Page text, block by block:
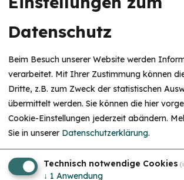
Sport und Freizeit
Do. 27.08.26
Krabbelgruppe - Familienstützpunkt
Datenschutz
Beim Besuch unserer Website werden
verarbeitet. Mit Ihrer Zustimmung können
Dritte, z.B. zum Zweck der statistischen
übermittelt werden. Sie können die hier
Cookie-Einstellungen jederzeit abändern.
Sie in unserer Datenschutzerklärung.
Technisch notwendige Cookies
↓ 1 Anwendung